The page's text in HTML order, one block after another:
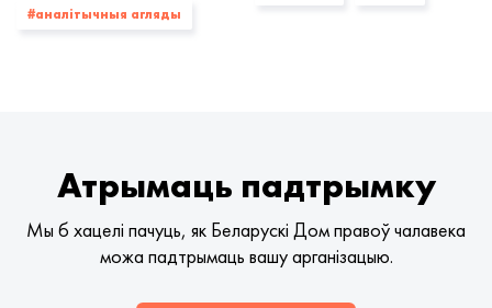
#аналітычныя агляды
Атрымаць падтрымку
Мы б хацелі пачуць, як Беларускі Дом правоў чалавека
можа падтрымаць вашу арганізацыю.